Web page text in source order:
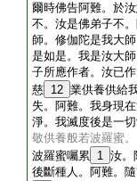
爾時佛告阿難。於
不。汝是佛弟子不
師。修伽陀是我大
是如是。我是汝大
子所應作者。汝已
慈 12 業供養供給
失。阿難。我身現
淨。我滅度後是一
敬供養般若波羅蜜
波羅蜜囑累
1 汝。
後斷種人。阿難。